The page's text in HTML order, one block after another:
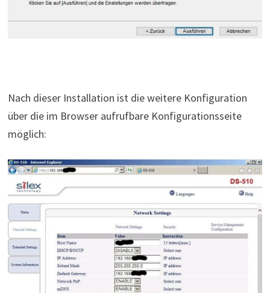
Nach dieser Installation ist die weitere Konfiguration
über die im Browser aufrufbare Konfigurationsseite
möglich: